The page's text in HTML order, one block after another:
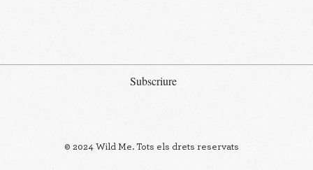
Subscriure
© 2024 Wild Me. Tots els drets reservats